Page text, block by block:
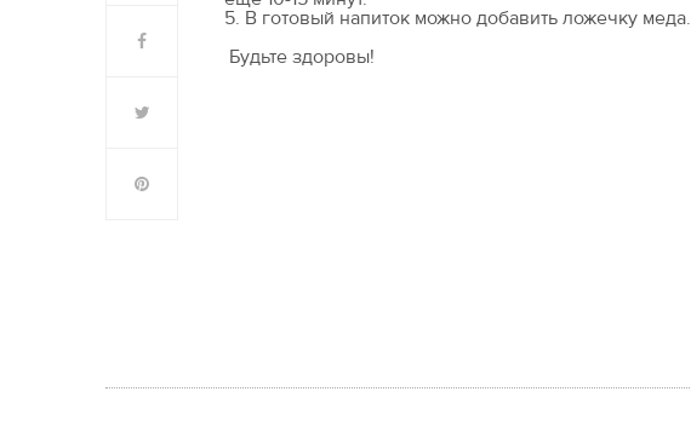
5. В готовый напиток можно добавить ложечку меда.
Будьте здоровы!